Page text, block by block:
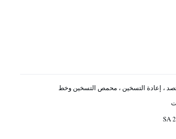
، إعادة التسخين ، محمص التسخين وخط
SA